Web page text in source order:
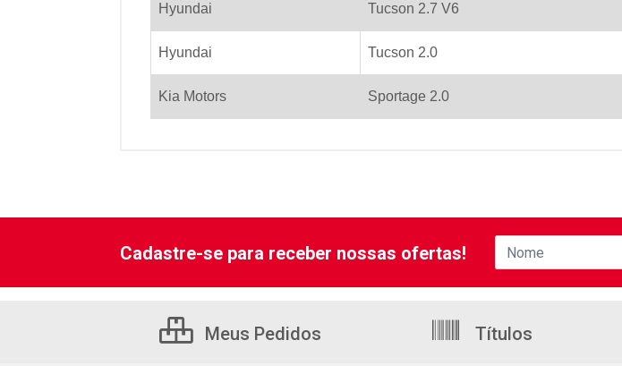
Hyundai Tucson 2.7 V6
Hyundai Tucson 2.0
Kia Motors Sportage 2.0
Cadastre-se para receber nossas ofertas!
Meus Pedidos Títulos